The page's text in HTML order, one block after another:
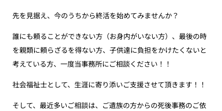
先を見据え、今のうちから終活を始めてみませんか？
誰にも頼ることができない方（お身内がいない方）、最後の時
を親類に頼らざるを得ない方、子供達に負担をかけたくないと
考えている方、一度当事務所にご相談ください！！
社会福祉士として、生涯に寄り添いご支援させて頂きます！！
そして、最近多いご相談は、ご遺族の方からの死後事務のご依